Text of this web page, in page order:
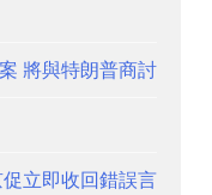
將與特朗普商討
立即收回錯誤言